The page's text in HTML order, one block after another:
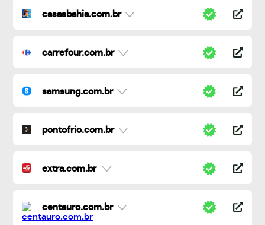
casasbahia.com.br
carrefour.com.br
samsung.com.br
pontofrio.com.br
extra.com.br
centauro.com.br